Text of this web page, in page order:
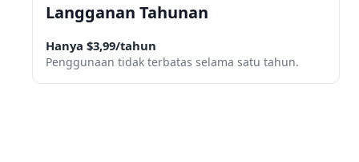
Langganan Tahunan
Hanya $3,99/tahun
Penggunaan tidak terbatas selama satu tahun.